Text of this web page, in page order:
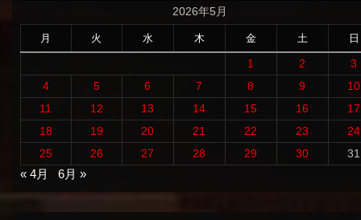
2026年5月
月 火 水 木 金 土 日
1 2
3
4
5 6 7 8 9
10
11
12 13 14 15 16
17
18
19 20 21 22 23
24
25
26 27 28 29 30
31
« 4月
6月 »